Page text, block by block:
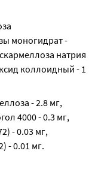
моногидрат -
натрия
коллоидный - 1
- 2.8 мг,
4000 - 0.3 мг,
- 0.03 мг,
- 0.01 мг.